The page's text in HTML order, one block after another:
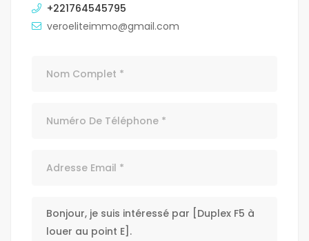
+221764545795
veroeliteimmo@gmail.com